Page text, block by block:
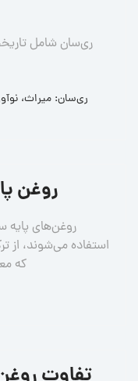
ری‌سان شامل
روغن
روغن‌های پایه
استفاده می‌شوند، از
که